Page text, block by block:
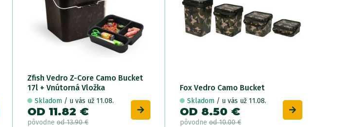
Zfish Vedro Z-Core Camo Bucket
17l + Vnútorná Vložka
Skladom / u vás už 11.08.
OD 11.82 €
pôvodneod 13.90 €
Fox Vedro Camo Bucket
Skladom / u vás už 11.08.
OD 8.50 €
pôvodneod 10.00 €